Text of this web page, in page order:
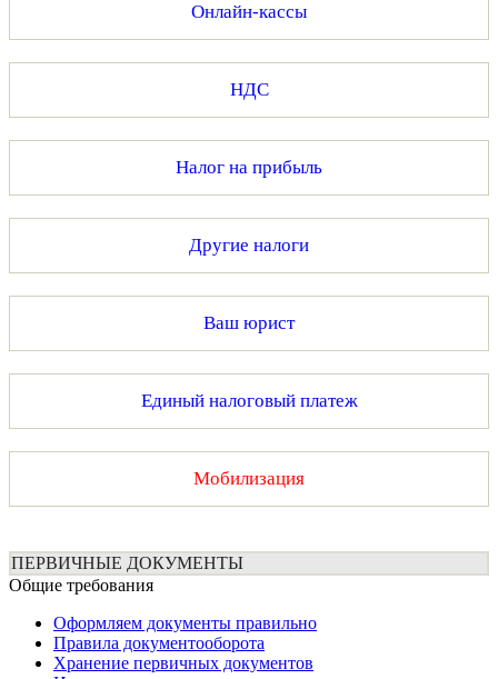
Онлайн-кассы
НДС
Налог на прибыль
Другие налоги
Ваш юрист
Единый налоговый платеж
Мобилизация
ПЕРВИЧНЫЕ ДОКУМЕНТЫ
Общие требования
Оформляем документы правильно
Правила документооборота
Хранение первичных документов